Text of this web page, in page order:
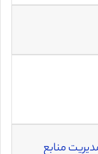
منابع